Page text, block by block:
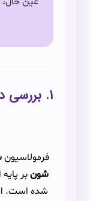
۱. بررسی
فرمولاسیون
شونبر